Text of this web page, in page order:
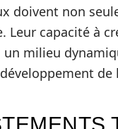
doivent non
Leur capacité à
un milieu
de